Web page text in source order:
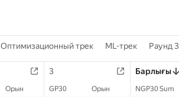
Оптимизационный трек ML-трек Раунд 3
3 Барлығы
Орын GP30 Орын NGP30 Sum